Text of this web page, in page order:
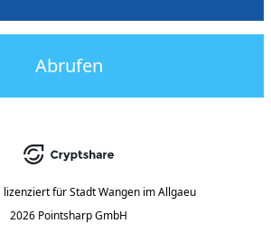
Abrufen
lizenziert für Stadt Wangen im Allgaeu
2026 Pointsharp GmbH